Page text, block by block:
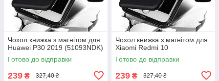
Чохол книжка з магнітом для
Huawei P30 2019 (51093NDK)
Готово до відправки
239 ₴ 327,40 ₴
Чохол книжка з магнітом для
Xiaomi Redmi 10
Готово до відправки
239 ₴ 327,40 ₴